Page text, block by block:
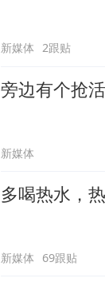
新媒体 2跟贴
旁边有个抢
新媒体
多喝热水，
新媒体 69跟贴